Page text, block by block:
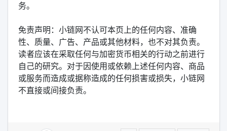
务。
免责声明：小链网不认可本页上的任何内容、准确
性、质量、广告、产品或其他材料，也不对其负责。
读者应该在采取任何与加密货币相关的行动之前进行
自己的研究。对于因使用或依赖上述任何内容、商品
或服务而造成或据称造成的任何损害或损失，小链网
不直接或间接负责。